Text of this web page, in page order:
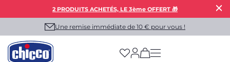
2 PRODUITS ACHETÉS, LE 3ème OFFERT 🎁
Une remise immédiate de 10 € pour vous !
(has more options